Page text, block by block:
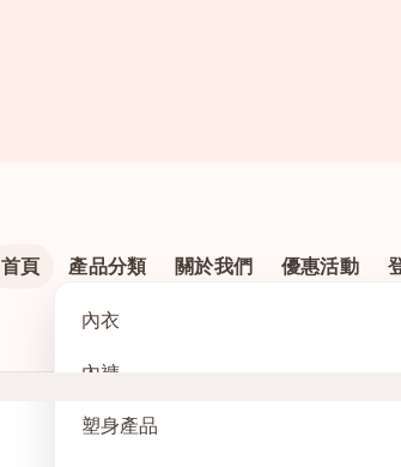
首頁 產品分類
內衣
內褲
塑身產品
關於我們 優惠活動